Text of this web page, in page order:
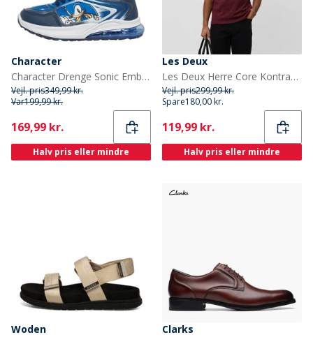
Character
Character Drenge Sonic Emboss Lights Sneakers Blå/Multi
Vejl. pris349,99 kr.
Var199,99 kr.
Current
169,99 kr.
Halv pris eller mindre
Les Deux
Les Deux Herre Core Kontrast T-shirt Chocolate Truffle Red
Vejl. pris299,99 kr.
Spare180,00 kr.
Current
119,99 kr.
Halv pris eller mindre
Woden
Clarks